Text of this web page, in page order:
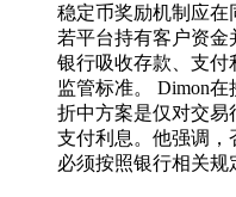
稳定币奖励机制应在
若平台持有客户资
银行吸收存款、支付
监管标准。 Dimon
折中方案是仅对交易
支付利息。他强调，
必须按照银行相关规